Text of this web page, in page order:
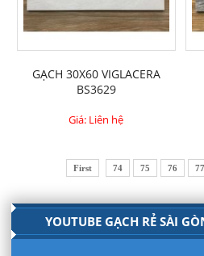
GẠCH 30X60 VIGLACERA
BS3629
Giá: Liên hệ
First 74 75 76 77
YOUTUBE GẠCH RẺ SÀI